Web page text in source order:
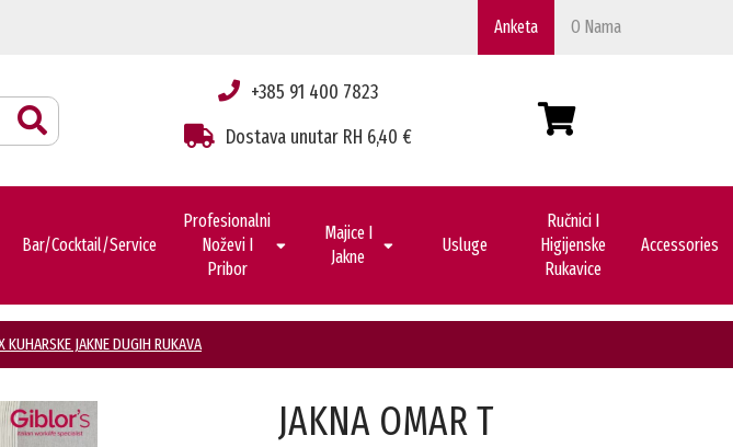
Anketa O Nama
+385 91 400 7823
Dostava unutar RH 6,40 €
Bar/cocktail/service
Profesionalni
Noževi I
Pribor
Majice I
Jakne
Usluge
Ručnici I
Higijenske
Rukavice
Accessories
KUHARSKE JAKNE DUGIH RUKAVA
JAKNA OMAR T